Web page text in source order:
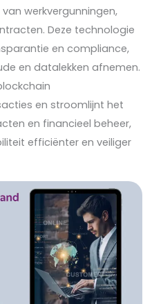
werkvergunningen,
Deze technologie
en compliance,
en datalekken afnemen.
en stroomlijnt het
en financieel beheer,
efficiënter en veiliger